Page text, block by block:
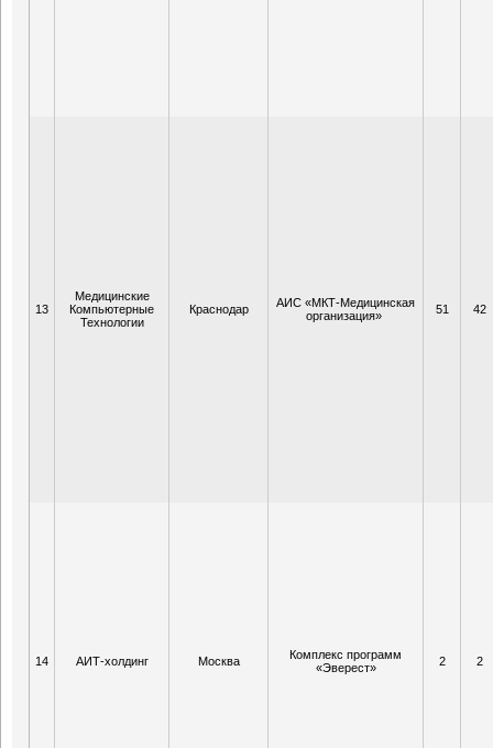
13
Медицинские
Компьютерные
Технологии
Краснодар
АИС «МКТ-Медицинская
организация»
51 42
14 АИТ-холдинг Москва
Комплекс программ
«Эверест»
2 2